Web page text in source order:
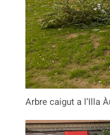
Arbre caigut a l’Illa